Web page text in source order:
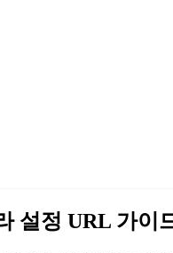
설정 URL 가이